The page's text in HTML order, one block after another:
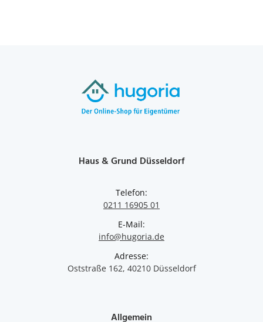
Haus & Grund Düsseldorf
Telefon:
0211 16905 01
E-Mail:
info@hugoria.de
Adresse:
Oststraße 162, 40210 Düsseldorf
Allgemein